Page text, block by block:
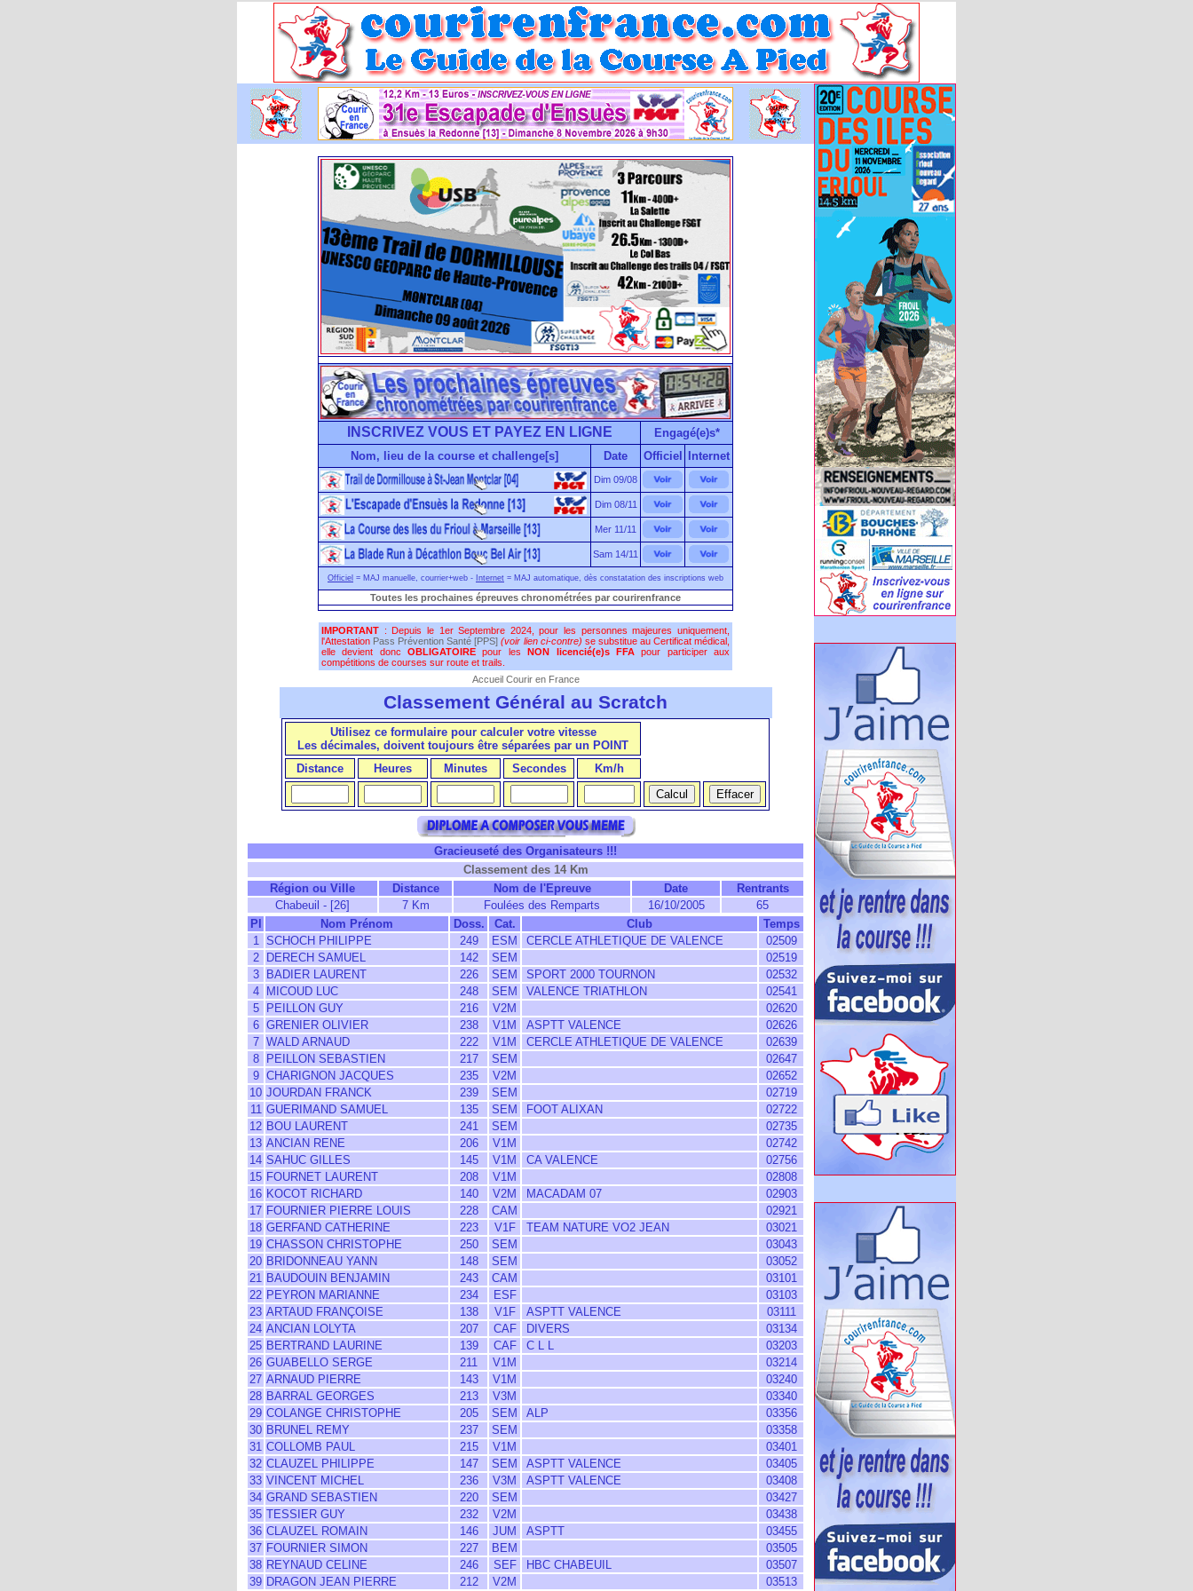
INSCRIVEZ VOUS ET PAYEZ EN LIGNE
Engagé(e)s*
Nom, lieu de la course et challenge[s]
Date Officiel Internet
Dim 09/08
Dim 08/11
Mer 11/11
Sam 14/11
Officiel = MAJ manuelle, courrier+web - Internet = MAJ automatique, dès constatation des inscriptions web
Toutes les prochaines épreuves chronométrées par courirenfrance
IMPORTANT : Depuis le 1er Septembre 2024, pour les personnes majeures uniquement,
l'Attestation Pass Prévention Santé [PPS] (voir lien ci-contre) se substitue au Certificat médical,
elle devient doncOBLIGATOIRE pour lesNON licencié(e)s FFApour participer aux
compétitions de courses sur route et trails.
Accueil Courir en France
Classement Général au Scratch
Utilisez ce formulaire pour calculer votre vitesse
Les décimales, doivent toujours être séparées par un POINT
Distance
Heures Minutes Secondes Km/h
Gracieuseté des Organisateurs !!!
Classement des 14 Km
Région ou Ville
Distance Nom de l'Epreuve Date
Rentrants
Chabeuil - [26]
7 Km Foulées des Remparts 16/10/2005
65
Pl
Nom Prénom Doss. Cat. Club
Temps
1 SCHOCH PHILIPPE 249 ESM CERCLE ATHLETIQUE DE VALENCE
02509
2
DERECH SAMUEL 142 SEM
02519
3
BADIER LAURENT 226 SEM SPORT 2000 TOURNON
02532
4
MICOUD LUC 248 SEM VALENCE TRIATHLON
02541
5
PEILLON GUY 216 V2M
02620
6 GRENIER OLIVIER 238 V1M ASPTT VALENCE
02626
7 WALD ARNAUD 222 V1M CERCLE ATHLETIQUE DE VALENCE
02639
8
PEILLON SEBASTIEN 217 SEM
02647
9 CHARIGNON JACQUES 235 V2M
02652
10 JOURDAN FRANCK 239 SEM
02719
11 GUERIMAND SAMUEL 135 SEM FOOT ALIXAN
02722
12 BOU LAURENT 241 SEM
02735
13 ANCIAN RENE 206 V1M
02742
14 SAHUC GILLES 145 V1M CA VALENCE
02756
15 FOURNET LAURENT 208 V1M
02808
16 KOCOT RICHARD 140 V2M MACADAM 07
02903
17 FOURNIER PIERRE LOUIS 228 CAM
02921
18 GERFAND CATHERINE 223 V1F TEAM NATURE VO2 JEAN
03021
19 CHASSON CHRISTOPHE 250 SEM
03043
20 BRIDONNEAU YANN 148 SEM
03052
21 BAUDOUIN BENJAMIN 243 CAM
03101
22 PEYRON MARIANNE 234 ESF
03103
23 ARTAUD FRANÇOISE 138 V1F ASPTT VALENCE
03111
24 ANCIAN LOLYTA 207 CAF DIVERS
03134
25 BERTRAND LAURINE 139 CAF C L L
03203
26 GUABELLO SERGE 211 V1M
03214
27 ARNAUD PIERRE 143 V1M
03240
28 BARRAL GEORGES 213 V3M
03340
29 COLANGE CHRISTOPHE 205 SEM ALP
03356
30 BRUNEL REMY 237 SEM
03358
31 COLLOMB PAUL 215 V1M
03401
32 CLAUZEL PHILIPPE 147 SEM ASPTT VALENCE
03405
33 VINCENT MICHEL 236 V3M ASPTT VALENCE
03408
34 GRAND SEBASTIEN 220 SEM
03427
35 TESSIER GUY 232 V2M
03438
36 CLAUZEL ROMAIN 146 JUM ASPTT
03455
37 FOURNIER SIMON 227 BEM
03505
38 REYNAUD CELINE 246 SEF HBC CHABEUIL
03507
39 DRAGON JEAN PIERRE 212 V2M 03513